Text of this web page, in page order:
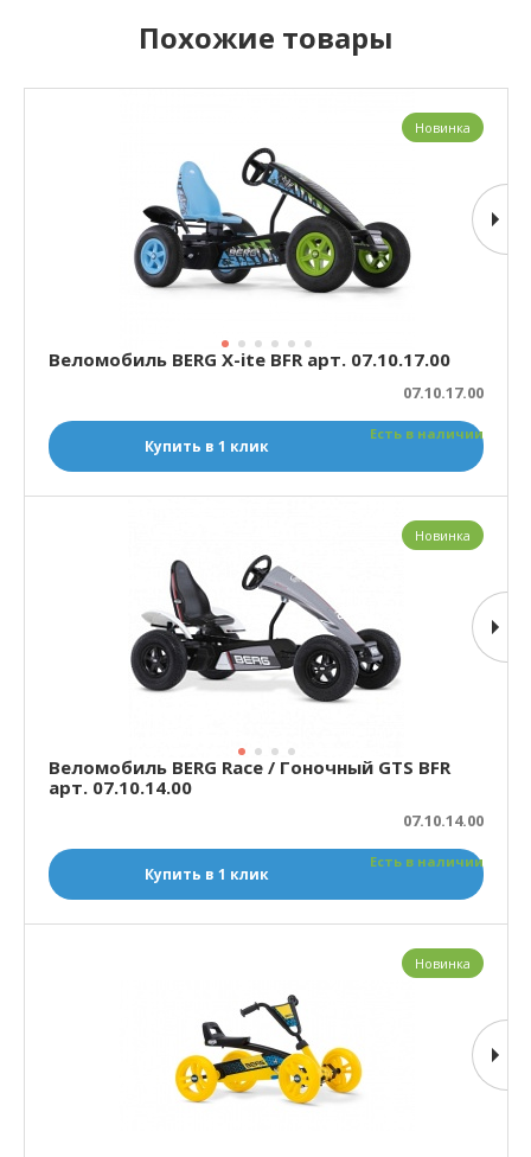
Похожие товары
Веломобиль BERG X-ite BFR арт. 07.10.17.00
07.10.17.00
Есть в наличии
Купить в 1 клик
Новинка
Веломобиль BERG Race / Гоночный GTS BFR
арт. 07.10.14.00
07.10.14.00
Есть в наличии
Купить в 1 клик
Новинка
Новинка